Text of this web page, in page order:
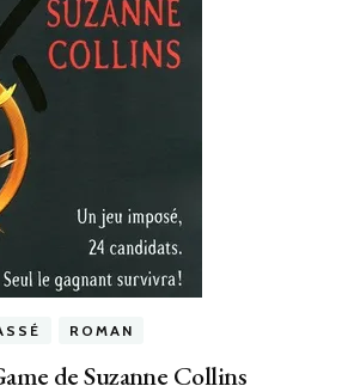
ROMAN
de Suzanne Collins